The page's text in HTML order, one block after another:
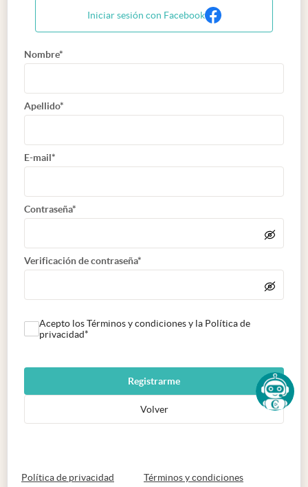
Iniciar sesión con Facebook
Nombre*
Apellido*
E-mail*
Contraseña*
Verificación de contraseña*
Acepto los Términos y condiciones y la Política de
privacidad*
Registrarme
Volver
Política de privacidad abre en nueva pestaña
Términos y condicionesabre en nueva